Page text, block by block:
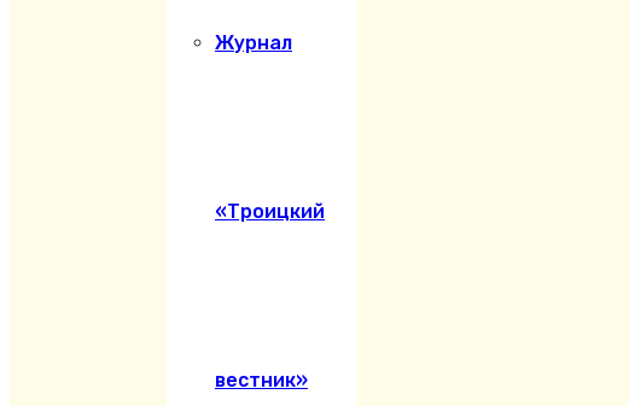
Журнал
«Троицкий
вестник»